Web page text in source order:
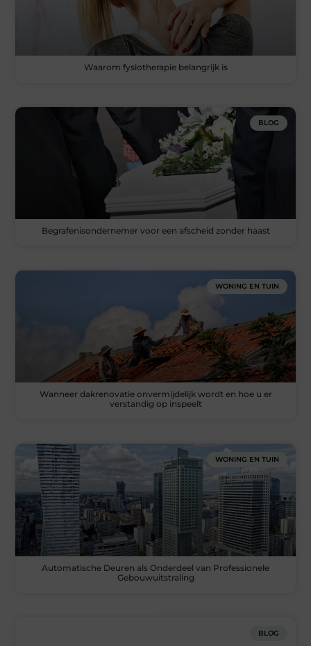
Waarom fysiotherapie belangrijk is
BLOG
Begrafenisondernemer voor een afscheid zonder haast
WONING EN TUIN
Wanneer dakrenovatie onvermijdelijk wordt en hoe u er
verstandig op inspeelt
WONING EN TUIN
Automatische Deuren als Onderdeel van Professionele
Gebouwuitstraling
BLOG